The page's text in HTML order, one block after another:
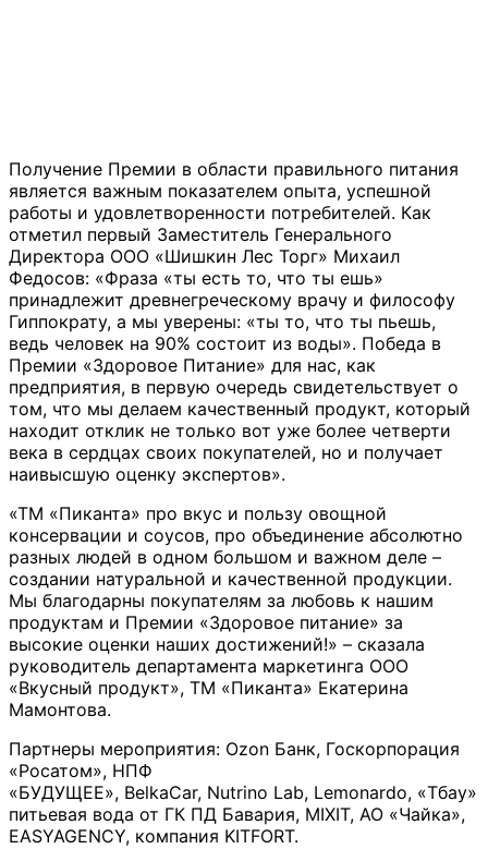
Получение Премии в области правильного питания
является важным показателем опыта, успешной
работы и удовлетворенности потребителей. Как
отметил первый Заместитель Генерального
Директора ООО «Шишкин Лес Торг» Михаил
Федосов: «Фраза «ты есть то, что ты ешь»
принадлежит древнегреческому врачу и философу
Гиппократу, а мы уверены: «ты то, что ты пьешь,
ведь человек на 90% состоит из воды». Победа в
Премии «Здоровое Питание» для нас, как
предприятия, в первую очередь свидетельствует о
том, что мы делаем качественный продукт, который
находит отклик не только вот уже более четверти
века в сердцах своих покупателей, но и получает
наивысшую оценку экспертов».
«ТМ «Пиканта» про вкус и пользу овощной
консервации и соусов, про объединение абсолютно
разных людей в одном большом и важном деле –
создании натуральной и качественной продукции.
Мы благодарны покупателям за любовь к нашим
продуктам и Премии «Здоровое питание» за
высокие оценки наших достижений!» – сказала
руководитель департамента маркетинга ООО
«Вкусный продукт», ТМ «Пиканта» Екатерина
Мамонтова.
Партнеры мероприятия: Ozon Банк, Госкорпорация
«Росатом», НПФ
«БУДУЩЕЕ», BelkaCar, Nutrino Lab, Lemonardo, «Тбау»
питьевая вода от ГК ПД Бавария, MIXIT, АО «Чайка»,
EASYAGENCY, компания KITFORT.